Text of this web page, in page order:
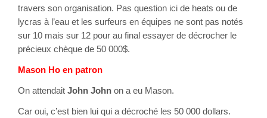
travers son organisation. Pas question ici de heats ou de
lycras à l’eau et les surfeurs en équipes ne sont pas notés
sur 10 mais sur 12 pour au final essayer de décrocher le
précieux chèque de 50 000$.
Mason Ho en patron
On attendait John John on a eu Mason.
Car oui, c’est bien lui qui a décroché les 50 000 dollars.